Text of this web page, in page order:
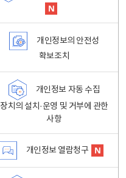
개인정보의 안전성
확보조치
개인정보 자동 수집
장치의 설치·운영 및 거부에 관한
사항
개인정보 열람청구